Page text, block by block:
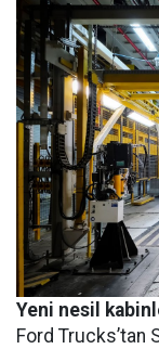
Yeni nesil
Ford Trucks’tan